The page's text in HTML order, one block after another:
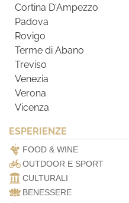
Cortina D'Ampezzo
Padova
Rovigo
Terme di Abano
Treviso
Venezia
Verona
Vicenza
ESPERIENZE
FOOD & WINE
OUTDOOR E SPORT
CULTURALI
BENESSERE